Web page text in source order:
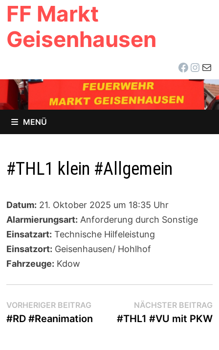
Zum
Inhalt
springen
FF Markt
Geisenhausen
E-
MENÜ
#THL1 klein #Allgemein
Datum: 21. Oktober 2025 um 18:35 Uhr
Alarmierungsart: Anforderung durch Sonstige
Einsatzart: Technische Hilfeleistung
Einsatzort: Geisenhausen/ Hohlhof
Fahrzeuge: Kdow
Beitragsnavigation
VORHERIGER BEITRAGVorheriger
Beitrag:
#RD #Reanimation
NÄCHSTER BEITRAG
#THL1 #VU mit PKW